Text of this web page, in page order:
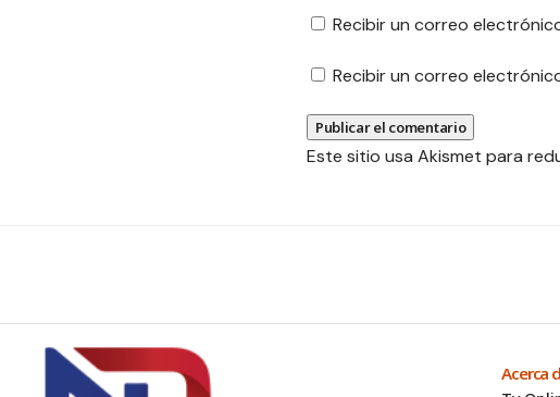
Recibir un correo
Recibir un correo
Este sitio usa Akismet para
Acerca